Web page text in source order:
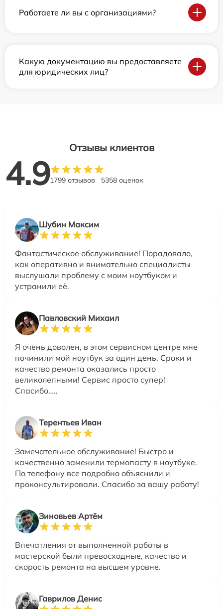
Работаете ли вы с организациями?
Какую документацию вы предоставляете
для юридических лиц?
Отзывы клиентов
4.91799 отзывов 5358 оценок
Шубин Максим
Фантастическое обслуживание! Порадовало,
как оперативно и внимательно специалисты
выслушали проблему с моим ноутбуком и
устранили её.
Павловский Михаил
Я очень доволен, в этом сервисном центре мне
починили мой ноутбук за один день. Сроки и
качество ремонта оказались просто
великолепными! Сервис просто супер!
Спасибо…..
Терентьев Иван
Замечательное обслуживание! Быстро и
качественно заменили термопасту в ноутбуке.
По телефону все подробно объяснили и
проконсультировали. Спасибо за вашу работу!
Зиновьев Артём
Впечатления от выполненной работы в
мастерской были превосходные, качество и
скорость ремонта на высшем уровне.
Гаврилов Денис